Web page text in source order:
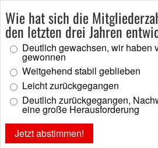
Wie hat sich die
den letzten drei Jahren
Deutlich gewachsen, wir haben
gewonnen
Weitgehend stabil geblieben
Leicht zurückgegangen
Deutlich zurückgegangen,
eine große Herausforderung